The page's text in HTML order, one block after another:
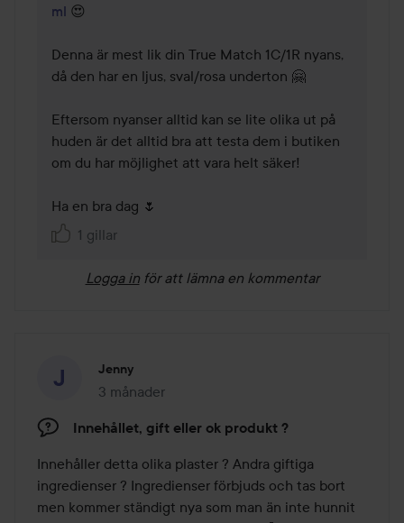
ml 😍
Denna är mest lik din True Match 1C/1R nyans,
då den har en ljus, sval/rosa underton 🤗
Eftersom nyanser alltid kan se lite olika ut på
huden är det alltid bra att testa dem i butiken
om du har möjlighet att vara helt säker!
Ha en bra dag 🌷
1 gillar
Logga in för att lämna en kommentar
Jenny
3 månader
Inlägget skapades 3 månader
Innehållet, gift eller ok produkt ?
Innehåller detta olika plaster ? Andra giftiga
ingredienser ? Ingredienser förbjuds och tas bort
men kommer ständigt nya som man än inte hunnit